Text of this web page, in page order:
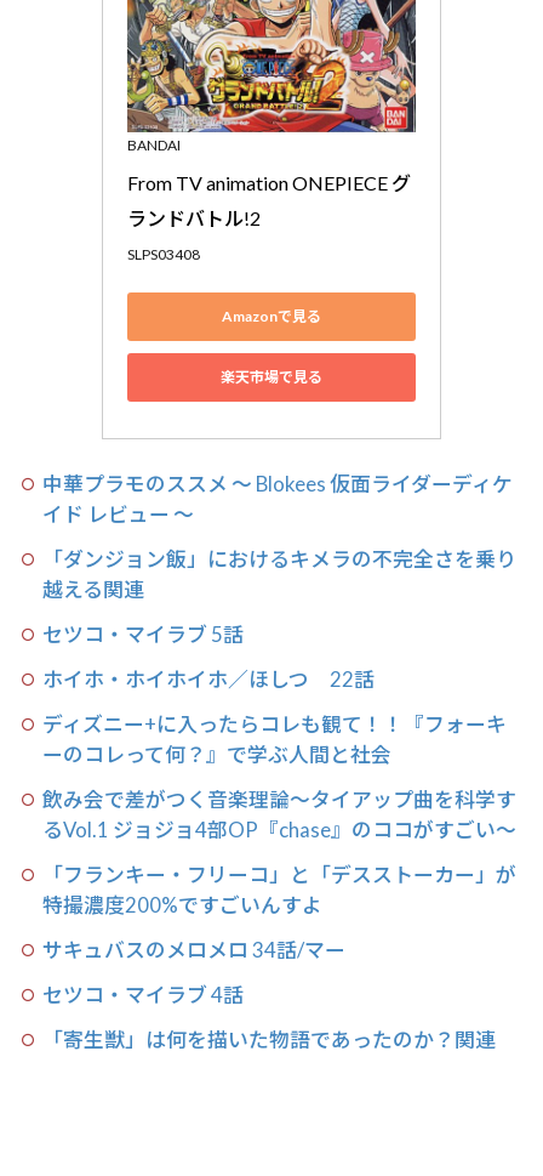
BANDAI
From TV animation ONEPIECE グ
ランドバトル!2
SLPS03408
Amazonで見る
楽天市場で見る
中華プラモのススメ 〜 Blokees 仮面ライダーディケ
イド レビュー 〜
「ダンジョン飯」におけるキメラの不完全さを乗り
越える関連
セツコ・マイラブ 5話
ホイホ・ホイホイホ／ほしつ 22話
ディズニー+に入ったらコレも観て！！『フォーキ
ーのコレって何？』で学ぶ人間と社会
飲み会で差がつく音楽理論〜タイアップ曲を科学す
るVol.1 ジョジョ4部OP『chase』のココがすごい〜
「フランキー・フリーコ」と「デスストーカー」が
特撮濃度200%ですごいんすよ
サキュバスのメロメロ 34話/マー
セツコ・マイラブ 4話
「寄生獣」は何を描いた物語であったのか？関連